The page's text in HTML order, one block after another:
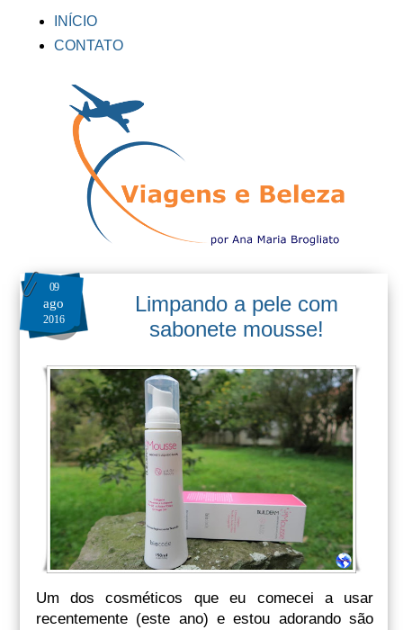
INÍCIO
CONTATO
09
ago
2016
Limpando a pele com
sabonete mousse!
Um dos cosméticos que eu comecei a usar
recentemente (este ano) e estou adorando são